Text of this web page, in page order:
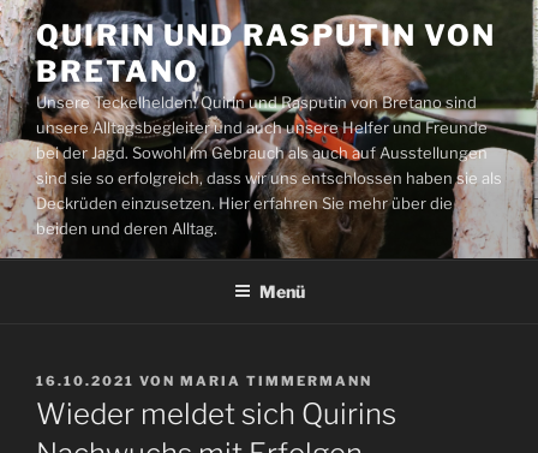
Zum
Inhalt
springen
QUIRIN UND RASPUTIN VON
BRETANO
Unsere Teckelhelden: Quirin und Rasputin von Bretano sind
unsere Alltagsbegleiter und auch unsere Helfer und Freunde
bei der Jagd. Sowohl im Gebrauch als auch auf Ausstellungen
sind sie so erfolgreich, dass wir uns entschlossen haben sie als
Deckrüden einzusetzen. Hier erfahren Sie mehr über die
beiden und deren Alltag.
Menü
VERÖFFENTLICHT
AM
16.10.2021 VON MARIA TIMMERMANN
Wieder meldet sich Quirins